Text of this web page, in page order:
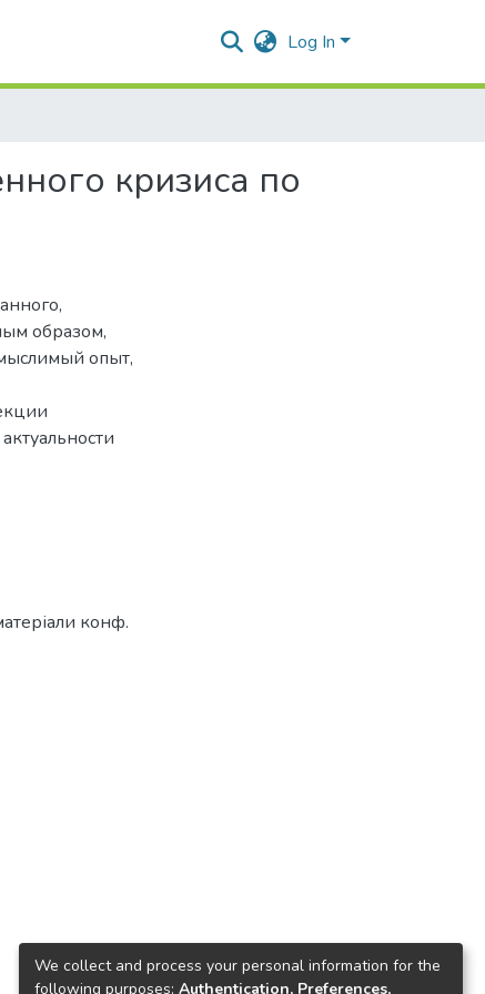
Log In
кризиса по
образом,
опыт,
конф.
We collect and process your personal information for the
following purposes: Authentication, Preferences,